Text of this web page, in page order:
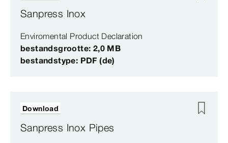
Sanpress Inox
Enviromental Product Declaration
bestandsgrootte: 2,0 MB
bestandstype: PDF (de)
Sanpress Inox Pipes
Download